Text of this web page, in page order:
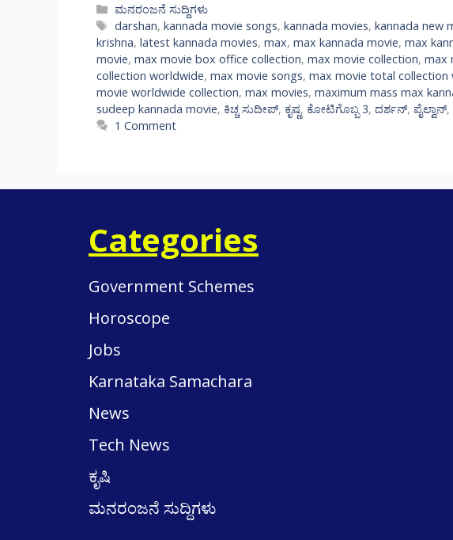
Categories
ಮನರಂಜನೆ ಸುದ್ದಿಗಳು
Tags
darshan,kannada movie songs,kannada movies,kannada new
krishna, latest kannada movies, max, max kannada movie, max
movie, max movie box office collection, max movie collection, max
collection worldwide, max movie songs, max movie total collection
movie worldwide collection, max movies, maximum mass max
sudeep kannada movie, ಕಿಚ್ಚ ಸುದೀಪ್​​, ಕೃಷ್ಣ, ಕೋಟಿಗೊಬ್ಬ 3, ದರ್ಶನ್, ಪೈಲ್ವಾನ್​,
1 Comment
Categories
Government Schemes
Horoscope
Jobs
Karnataka Samachara
News
Tech News
ಕೃಷಿ
ಮನರಂಜನೆ ಸುದ್ದಿಗಳು